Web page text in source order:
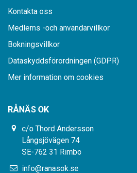
Kontakta oss
Medlems -och användarvillkor
Bokningsvillkor
Dataskyddsförordningen (GDPR)
Mer information om cookies
RÅNÄS OK
c/o Thord Andersson
Långsjövägen 74
SE-762 31 Rimbo
info@ranasok.se